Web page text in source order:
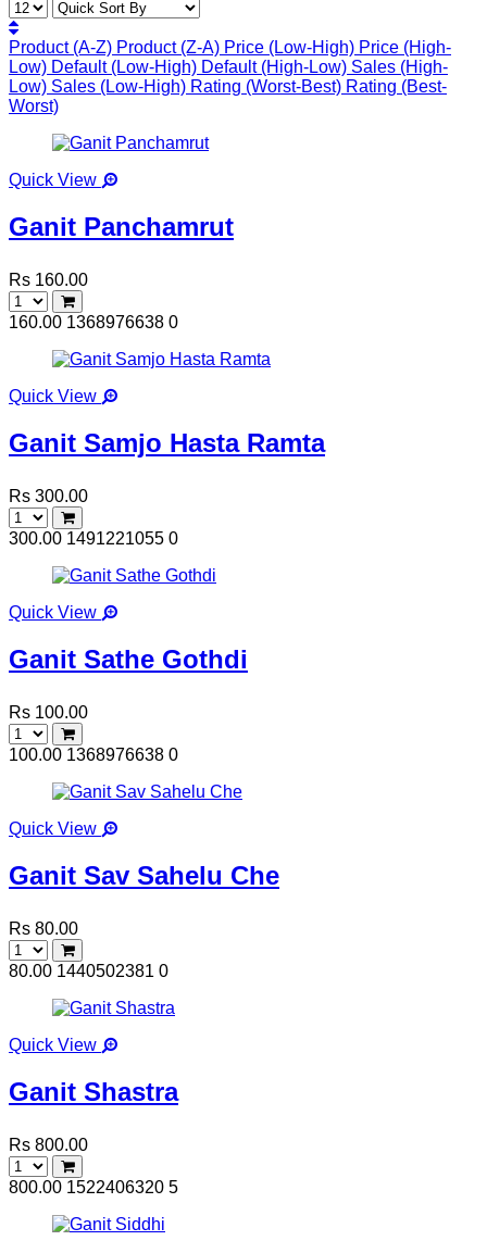
Product (A-Z) Product (Z-A) Price (Low-High) Price (High-
Low) Default (Low-High) Default (High-Low) Sales (High-
Low) Sales (Low-High) Rating (Worst-Best) Rating (Best-
Worst)
Quick View
Ganit Panchamrut
Rs 160.00
160.00 1368976638 0
Quick View
Ganit Samjo Hasta Ramta
Rs 300.00
300.00 1491221055 0
Quick View
Ganit Sathe Gothdi
Rs 100.00
100.00 1368976638 0
Quick View
Ganit Sav Sahelu Che
Rs 80.00
80.00 1440502381 0
Quick View
Ganit Shastra
Rs 800.00
800.00 1522406320 5